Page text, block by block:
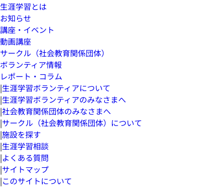
生涯学習とは
お知らせ
講座・イベント
動画講座
サークル（社会教育関係団体）
ボランティア情報
レポート・コラム
|生涯学習ボランティアについて
|生涯学習ボランティアのみなさまへ
|社会教育関係団体のみなさまへ
|サークル（社会教育関係団体）について
|施設を探す
|生涯学習相談
|よくある質問
|サイトマップ
|このサイトについて